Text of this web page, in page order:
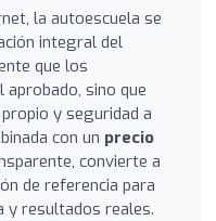
la autoescuela se
integral del
que los
sino que
y seguridad a
con un precio
convierte a
de referencia para
y resultados reales.